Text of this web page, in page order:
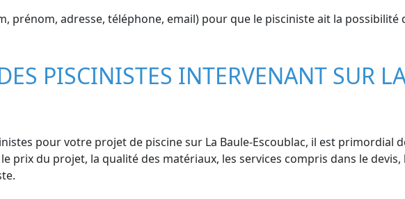
prénom, adresse, téléphone, email) pour que le pisciniste ait la possibilité
PISCINISTES INTERVENANT SUR
pour votre projet de piscine sur La Baule-Escoublac, il est primordial
prix du projet, la qualité des matériaux, les services compris dans le